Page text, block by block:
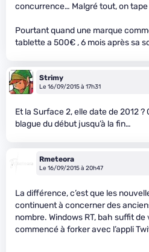
concurrence… Malgré tout, on
Pourtant quand une marque
tablette a 500€ , 6 mois après sa
Strimy
Le 16/09/2015 à 17h31
Et la Surface 2, elle date de 2012 ?
blague du début jusqu’à la fin…
Rmeteora
Le 16/09/2015 à 20h47
La différence, c’est que les
continuent à concerner des
nombre. Windows RT, bah suffit
commencé à forker avec l’appli